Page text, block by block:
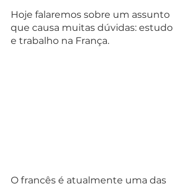
Hoje falaremos sobre um assunto
que causa muitas dúvidas: estudo
e trabalho na França.
O francês é atualmente uma das